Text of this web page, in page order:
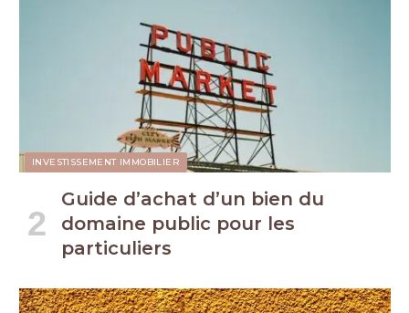
INVESTISSEMENT IMMOBILIER
Guide d’achat d’un bien du
domaine public pour les
particuliers